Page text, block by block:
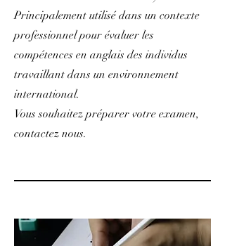
Principalement utilisé dans un contexte
professionnel pour évaluer les
compétences en anglais des individus
travaillant dans un environnement
international.
Vous souhaitez préparer votre examen,
contactez nous.